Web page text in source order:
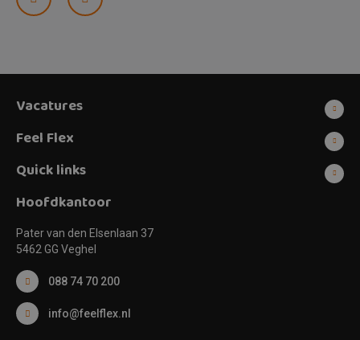
Vacatures
Feel Flex
Quick links
Hoofdkantoor
Pater van den Elsenlaan 37
5462 GG Veghel
088 74 70 200
info@feelflex.nl